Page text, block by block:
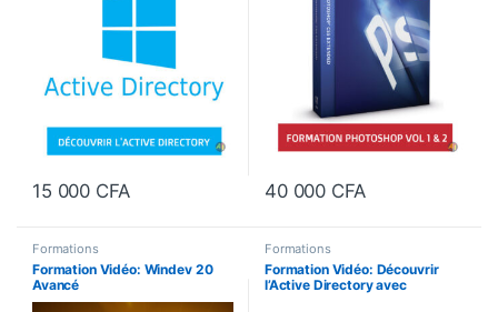
15 000 CFA 40 000 CFA
Formations
Formation Vidéo: Windev 20
Avancé
Formations
Formation Vidéo: Découvrir
l’Active Directory avec